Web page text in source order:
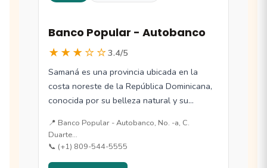
Banco Popular - Autobanco
★★★☆☆3.4/5
Samaná es una provincia ubicada en la
costa noreste de la República Dominicana,
conocida por su belleza natural y su…
📍 Banco Popular - Autobanco, No. -a, C.
Duarte…
📞 (+1) 809-544-5555